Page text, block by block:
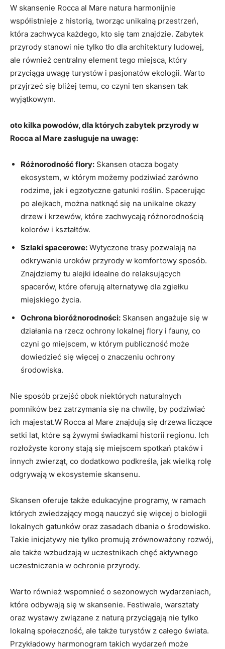
W skansenie Rocca al Mare natura ⁤harmonijnie
współistnieje z historią,​ tworząc unikalną przestrzeń,​
która zachwyca każdego, ⁣kto się tam znajdzie. Zabytek
przyrody stanowi nie tylko tło ​dla architektury ⁢ludowej,
ale również centralny element tego miejsca, który
⁣przyciąga uwagę turystów i pasjonatów ekologii. Warto
przyjrzeć się bliżej ​temu, co⁣ czyni‌ ten ‌skansen ​tak
wyjątkowym.
oto kilka powodów, dla których zabytek przyrody w
Rocca⁢ al‌ Mare zasługuje na ⁣uwagę:
Różnorodność flory: Skansen otacza bogaty
ekosystem, w którym ⁤możemy podziwiać zarówno
⁣rodzime, jak i egzotyczne gatunki roślin. Spacerując
po alejkach, można natknąć się na‌ unikalne okazy
drzew ⁢i krzewów, które zachwycają różnorodnością
kolorów ⁣i kształtów.
Szlaki spacerowe: Wytyczone trasy pozwalają na
odkrywanie uroków⁤ przyrody w komfortowy ⁣sposób.
Znajdziemy tu alejki idealne ​do⁤ relaksujących
spacerów, które oferują alternatywę dla zgiełku
miejskiego życia.
Ochrona‍ bioróżnorodności: Skansen⁣ angażuje się w
działania‌ na rzecz ochrony ‌lokalnej‍ flory i fauny, co
czyni go miejscem, w którym ‌publiczność może
dowiedzieć się więcej o znaczeniu ochrony
środowiska.
Nie sposób​ przejść ‌obok niektórych naturalnych⁤
pomników bez ‌zatrzymania‍ się na chwilę, ⁣by podziwiać
ich majestat.W Rocca al Mare znajdują ‍się​ drzewa liczące
setki lat, które są żywymi świadkami ⁢historii⁤ regionu.⁢ Ich
rozłożyste korony stają‌ się miejscem spotkań⁢ ptaków i ​
innych zwierząt, co dodatkowo⁤ podkreśla, jak wielką ⁢rolę
odgrywają w ekosystemie ⁣skansenu.
Skansen oferuje także ‍edukacyjne programy, w​ ramach
których zwiedzający ‌mogą⁣ nauczyć się więcej o biologii
lokalnych ​gatunków ​oraz zasadach dbania o ‌środowisko.
Takie inicjatywy nie tylko promują zrównoważony ​rozwój,
ale także wzbudzają w uczestnikach‍ chęć aktywnego
uczestniczenia‌ w ochronie⁢ przyrody.
Warto⁢ również‍ wspomnieć ‌o sezonowych wydarzeniach,
które ​odbywają się w‍ skansenie. Festiwale, warsztaty
oraz wystawy związane ‍z ⁤naturą przyciągają nie tylko
lokalną społeczność, ⁤ale⁣ także turystów ‍z⁣ całego świata.
Przykładowy harmonogram takich wydarzeń może